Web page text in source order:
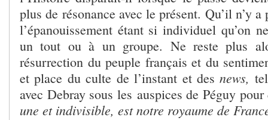
plus de résonance avec le présent. Qu’il n’y
l’épanouissement étant si individuel qu’on
un tout ou à un groupe. Ne reste plus
résurrection du peuple français et du
et place du culte de l’instant et desnews,
avec Debray sous les auspices de Péguy
une et indivisible, est notre royaume de